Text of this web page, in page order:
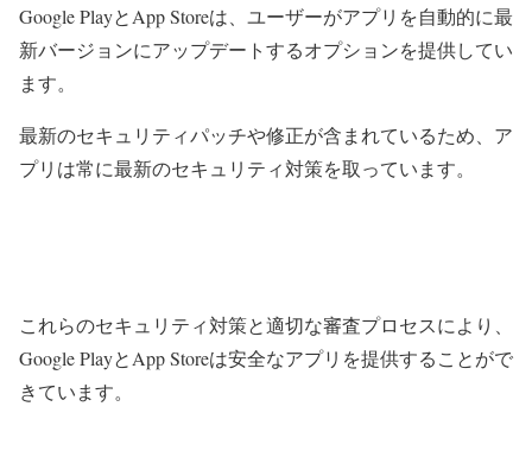
Google PlayとApp Storeは、ユーザーがアプリを自動的に最
新バージョンにアップデートするオプションを提供してい
ます。
最新のセキュリティパッチや修正が含まれているため、ア
プリは常に最新のセキュリティ対策を取っています。
これらのセキュリティ対策と適切な審査プロセスにより、
Google PlayとApp Storeは安全なアプリを提供することがで
きています。